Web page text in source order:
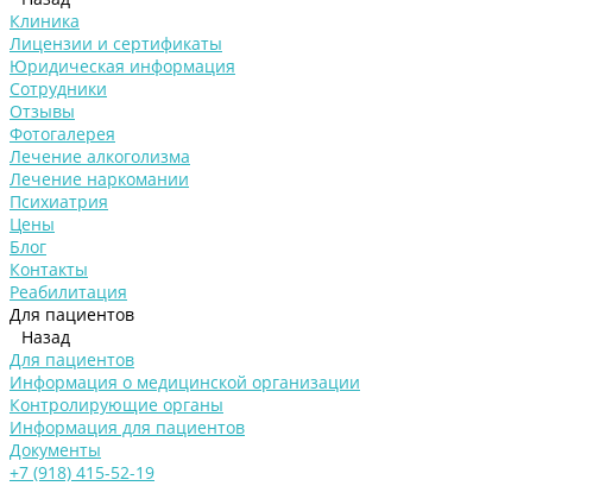
Клиника
Лицензии и сертификаты
Юридическая информация
Сотрудники
Отзывы
Фотогалерея
Лечение алкоголизма
Лечение наркомании
Психиатрия
Цены
Блог
Контакты
Реабилитация
Для пациентов
Назад
Для пациентов
Информация о медицинской организации
Контролирующие органы
Информация для пациентов
Документы
+7 (918) 415-52-19